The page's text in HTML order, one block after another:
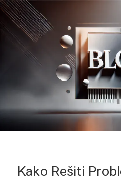
Kako Rešiti